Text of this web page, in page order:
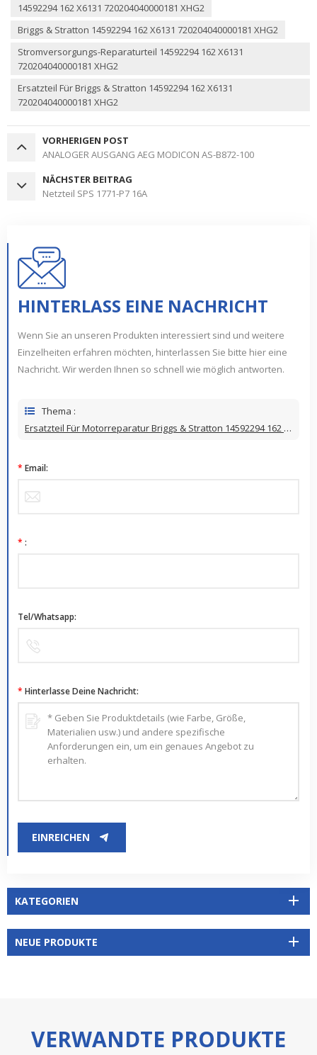
14592294 162 X6131 720204040000181 XHG2
Briggs & Stratton 14592294 162 X6131 720204040000181 XHG2
Stromversorgungs-Reparaturteil 14592294 162 X6131
720204040000181 XHG2
Ersatzteil Für Briggs & Stratton 14592294 162 X6131
720204040000181 XHG2
VORHERIGEN POST
ANALOGER AUSGANG AEG MODICON AS-B872-100
NÄCHSTER BEITRAG
Netzteil SPS 1771-P7 16A
HINTERLASS EINE NACHRICHT
Wenn Sie an unseren Produkten interessiert sind und weitere
Einzelheiten erfahren möchten, hinterlassen Sie bitte hier eine
Nachricht. Wir werden Ihnen so schnell wie möglich antworten.
Thema :
Ersatzteil Für Motorreparatur Briggs & Stratton 14592294 162 X6131 720204040000181 XHG2
* Email:
* :
Tel/Whatsapp:
* Hinterlasse Deine Nachricht:
EINREICHEN
KATEGORIEN
NEUE PRODUKTE
VERWANDTE PRODUKTE